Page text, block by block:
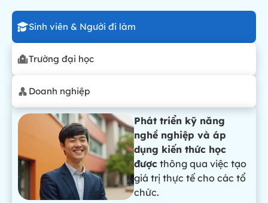
Sinh viên & Người đi làm
Trường đại học
Doanh nghiệp
Phát triển kỹ năng
nghề nghiệp và áp
dụng kiến thức học
được thông qua việc tạo
giá trị thực tế cho các tổ
chức.